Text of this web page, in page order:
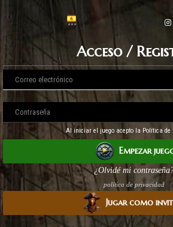
Acceso /
Al iniciar el juego acepto la Política de
Empezar
¿Olvidé mi
política de privacidad
Jugar como